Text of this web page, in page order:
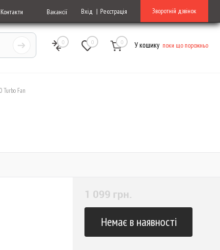
Контакти Вакансії Вхід Реєстрація Зворотній дзвінок
0 0 0 У кошику поки що порожньо
Turbo Fan
1 099 грн.
Немає в наявності